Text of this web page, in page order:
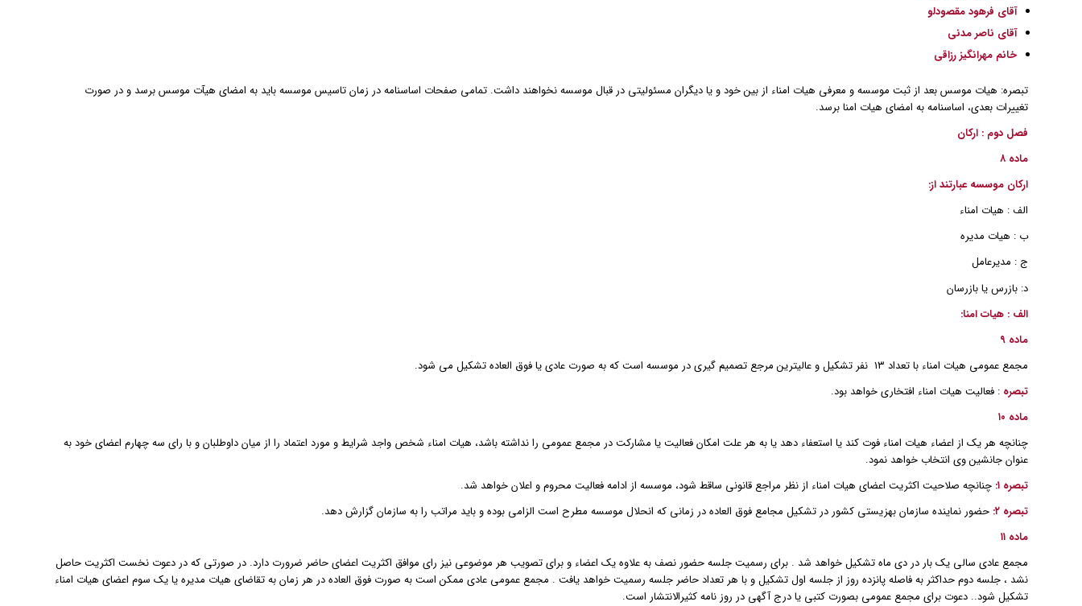
آقای فرهود مقصودلو
آقای ناصر مدنی
خانم مهرانگیز رزاقی
تبصره: هیات موسس بعد از ثبت موسسه و معرفی هیات امناء از بین خود و یا دیگران مسئولیتی در قبال موسسه نخواهند داشت. تمامی صفحات اساسنامه در زمان تاسیس موسسه باید به امضای هیآت موسس برسد و در صورت
تغییرات بعدی، اساسنامه به امضای هیات امنا برسد.
فصل دوم : ارکان
ماده ۸
ارکان موسسه عبارتند از:
الف : هیات امناء
ب : هیات مدیره
ج : مدیرعامل
د: بازرس یا بازرسان
الف : هیات امنا:
ماده ۹
مجمع عمومی هیات امناء با تعداد ۱۳ نفر تشکیل و عالیترین مرجع تصمیم گیری در موسسه است که به صورت عادی یا فوق العاده تشکیل می شود.
تبصره : فعالیت هیات امناء افتخاری خواهد بود.
ماده ۱۰
چنانچه هر یک از اعضاء هیات امناء فوت کند یا استعفاء دهد یا به هر علت امکان فعالیت یا مشارکت در مجمع عمومی را نداشته باشد، هیات امناء شخص واجد شرایط و مورد اعتماد را از میان داوطلبان و با رای سه چهارم اعضای خود به
عنوان جانشین وی انتخاب خواهد نمود.
تبصره ۱:
چنانچه صلاحیت اکثریت اعضای هیات امناء از نظر مراجع قانونی ساقط شود، موسسه از ادامه فعالیت محروم و اعلان خواهد شد.
تبصره ۲:
حضور نماینده سازمان بهزیستی کشور در تشکیل مجامع فوق العاده در زمانی که انحلال موسسه مطرح است الزامی بوده و باید مراتب را به سازمان گزارش دهد.
ماده ۱۱
مجمع عادی سالی یک بار در دی ماه تشکیل خواهد شد . برای رسمیت جلسه حضور نصف به علاوه یک اعضاء و برای تصویب هر موضوعی نیز رای موافق اکثریت اعضای حاضر ضرورت دارد. در صورتی که در دعوت نخست اکثریت حاصل
نشد ، جلسه دوم حداکثر به فاصله پانزده روز از جلسه اول تشکیل و با هر تعداد حاضر جلسه رسمیت خواهد یافت . مجمع عمومی عادی ممکن است به صورت فوق العاده در هر زمان به تقاضای هیات مدیره یا یک سوم اعضای هیات امناء
تشکیل شود.. دعوت برای مجمع عمومی بصورت کتبی یا درج آگهی در روز نامه کثیرالانتشار است.